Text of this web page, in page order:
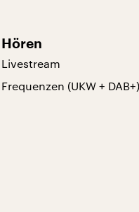
Hören
Livestream
Frequenzen (UKW + DAB+)